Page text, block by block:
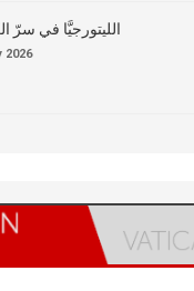
الليتورجيَّا في سرّ
2026